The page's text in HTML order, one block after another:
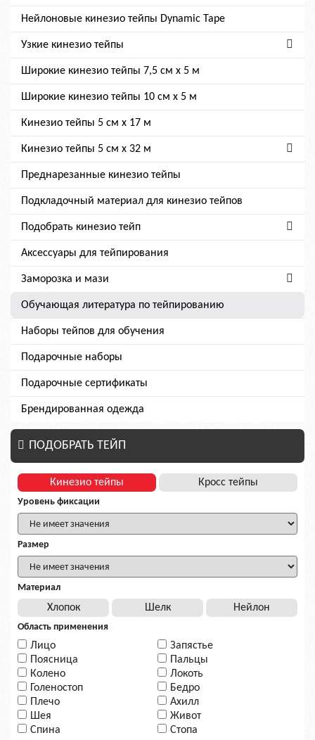
Нейлоновые кинезио тейпы Dynamic Tape
Узкие кинезио тейпы
Широкие кинезио тейпы 7,5 см x 5 м
Широкие кинезио тейпы 10 см х 5 м
Кинезио тейпы 5 см x 17 м
Кинезио тейпы 5 см х 32 м
Преднарезанные кинезио тейпы
Подкладочный материал для кинезио тейпов
Подобрать кинезио тейп
Аксессуары для тейпирования
Заморозка и мази
Обучающая литература по тейпированию
Наборы тейпов для обучения
Подарочные наборы
Подарочные сертификаты
Брендированная одежда
ПОДОБРАТЬ ТЕЙП
Кинезио тейпы Кросс тейпы
Уровень фиксации
Размер
Материал
Хлопок Шелк Нейлон
Область применения
Лицо
Поясница
Колено
Голеностоп
Плечо
Шея
Спина
Запястье
Пальцы
Локоть
Бедро
Ахилл
Живот
Стопа